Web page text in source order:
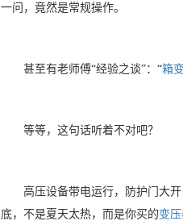
一问，竟然是常规操作。
甚至有老师傅“经验之谈”：“箱变
等等，这句话听着不对吧？
高压设备带电运行，防护门大
底，不是夏天太热，而是你买的变